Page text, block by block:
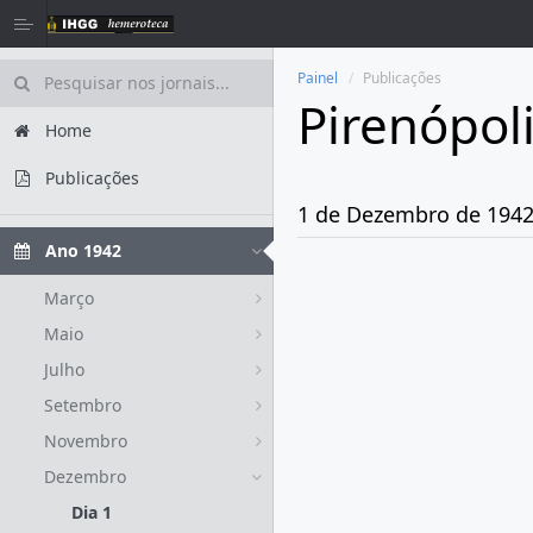
Home
Publicações
Ano 1942
Março
Maio
Julho
Setembro
Novembro
Dezembro
Dia 1
Painel Publicações
1 de Dezembro de 1942